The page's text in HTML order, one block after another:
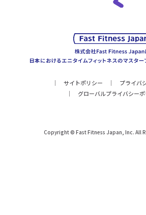
サイトポリシー
プライバ
グローバルプライバシー
Copyright © Fast Fitness Japan, Inc. All